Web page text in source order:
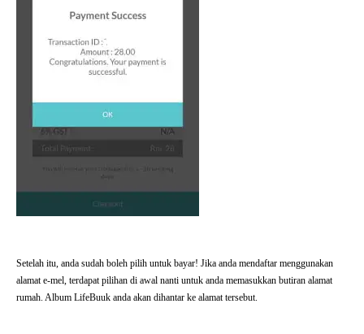
Setelah itu, anda sudah boleh pilih untuk bayar! Jika anda mendaftar menggunakan
alamat e-mel, terdapat pilihan di awal nanti untuk anda memasukkan butiran alamat
rumah. Album LifeBuuk anda akan dihantar ke alamat tersebut.